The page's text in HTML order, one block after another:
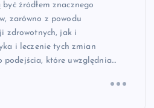
źródłem znacznego
zarówno z powodu
zdrowotnych, jak i
i leczenie tych zmian
podejścia, które uwzględnia…